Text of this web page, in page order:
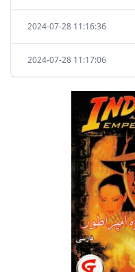
2024-07-28 11:16:36
2024-07-28 11:17:06